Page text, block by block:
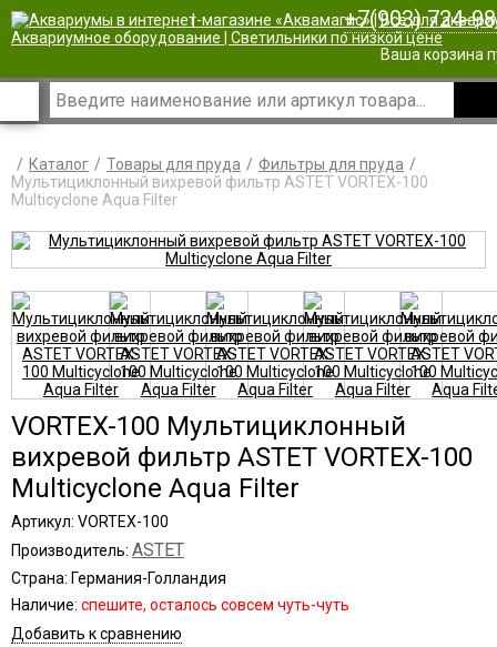
| +7(903) 724-
Ваша корзина
Каталог Товары для пруда
Фильтры для пруда
Мультициклонный вихревой фильтр ASTET VORTEX-100
Multicyclone Aqua Filter
VORTEX-100 Мультициклонный
вихревой фильтр ASTET VORTEX-100
Multicyclone Aqua Filter
Артикул: VORTEX-100
Производитель: ASTET
Страна: Германия-Голландия
Наличие: cпешите, осталось совсем чуть-чуть
Добавить к сравнению